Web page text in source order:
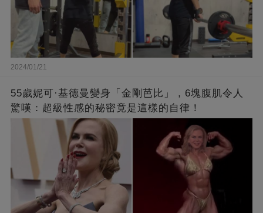
2024/01/21
55歲妮可·基德曼變身「金剛芭比」，6塊腹肌令人
驚嘆：超級性感的秘密竟是這樣的自律！